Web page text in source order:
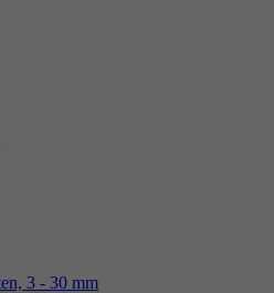
3 - 30 mm